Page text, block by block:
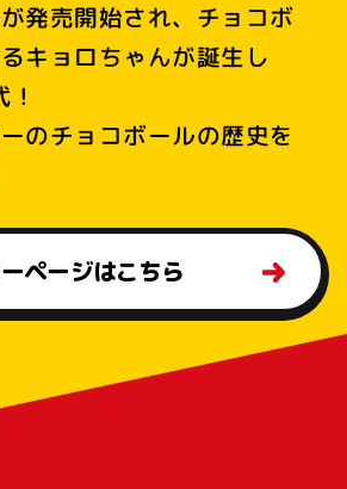
発売開始され、チョコボ
キョロちゃんが誕生し
のチョコボールの歴史を
ページはこちら